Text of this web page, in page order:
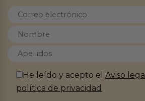
He leído y acepto elAviso legal
política de privacidad